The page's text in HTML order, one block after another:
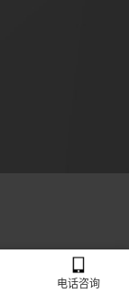
电话咨询